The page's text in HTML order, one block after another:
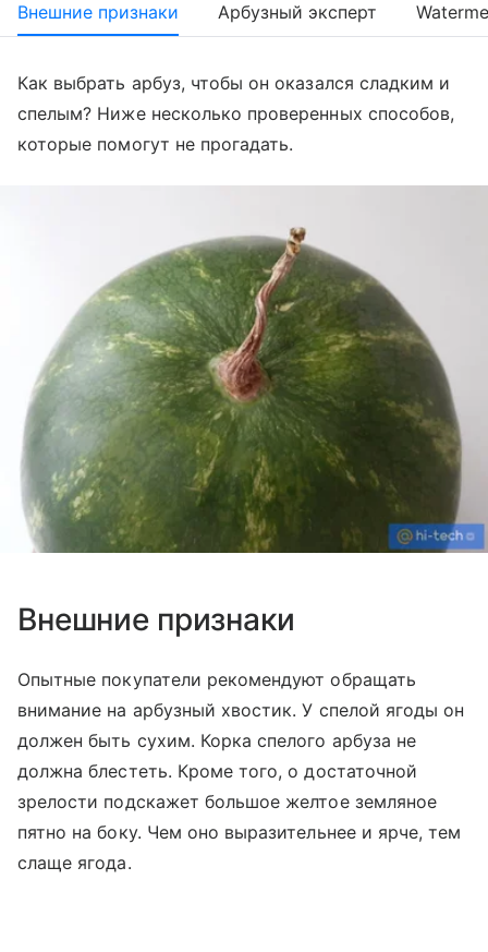
Внешние признаки Арбузный эксперт
Как выбрать арбуз, чтобы он оказался сладким и
спелым? Ниже несколько проверенных способов,
которые помогут не прогадать.
Внешние признаки
Опытные покупатели рекомендуют обращать
внимание на арбузный хвостик. У спелой ягоды он
должен быть сухим. Корка спелого арбуза не
должна блестеть. Кроме того, о достаточной
зрелости подскажет большое желтое земляное
пятно на боку. Чем оно выразительнее и ярче, тем
слаще ягода.